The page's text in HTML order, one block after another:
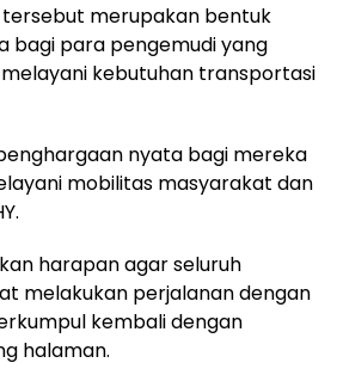
tersebut merupakan bentuk
bagi para pengemudiyang
melayani kebutuhan transportasi
nyata bagi mereka
mobilitas masyarakat dan
harapanagarseluruh
melakukan perjalanandengan
kembalidengan
halaman.